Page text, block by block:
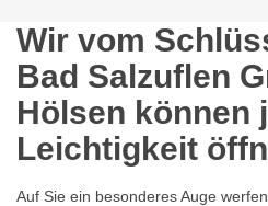
Wir vom
Bad Salzuflen
Hölsen können
Leichtigkeit
Auf Sie ein besonderes Auge